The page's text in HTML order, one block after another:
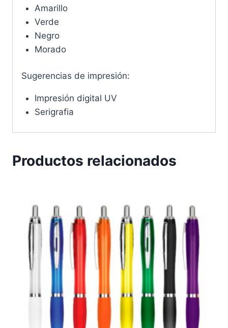
Amarillo
Verde
Negro
Morado
Sugerencias de impresión:
Impresión digital UV
Serigrafia
Productos relacionados